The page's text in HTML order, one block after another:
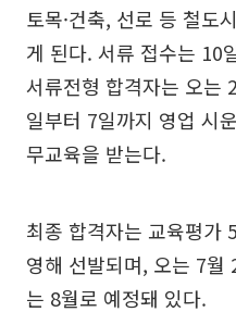
토목·건축, 선로 등 철도
게 된다. 서류 접수는 10
서류전형 합격자는 오는
일부터 7일까지 영업 시
무교육을 받는다.
최종 합격자는 교육평가
영해 선발되며, 오는 7월
는 8월로 예정돼 있다.